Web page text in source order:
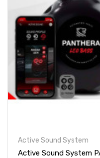
Active Sound System
Active Sound System